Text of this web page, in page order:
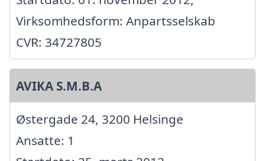
Virksomhedsform: Anpartsselskab
CVR: 34727805
AVIKA S.M.B.A
Østergade 24, 3200 Helsinge
Ansatte: 1